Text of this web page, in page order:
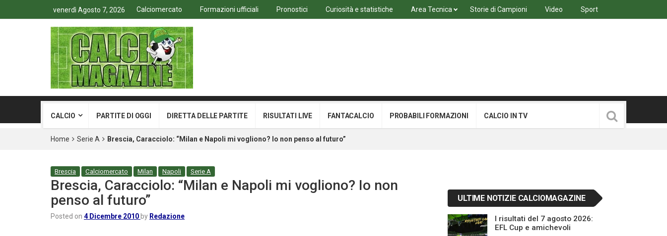
venerdì Agosto 7, 2026 Calciomercato Formazioni ufficiali Pronostici Curiosità e statistiche Area Tecnica Storie di Campioni Video Sport
CALCIO PARTITE DI OGGI DIRETTA DELLE PARTITE RISULTATI LIVE FANTACALCIO PROBABILI FORMAZIONI CALCIO IN TV
Home Serie A Brescia, Caracciolo: “Milan e Napoli mi vogliono? Io non penso al futuro”
Brescia Calciomercato Milan Napoli Serie A
Brescia, Caracciolo: “Milan e Napoli mi vogliono? Io non
penso al futuro”
Posted on 4 Dicembre 2010 by Redazione
ULTIME NOTIZIE CALCIOMAGAZINE
I risultati del 7 agosto 2026:
EFL Cup e amichevoli